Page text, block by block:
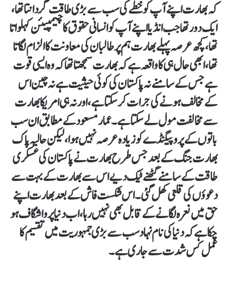
کہ بھارت اپنے آپ کو خطے کی سب سے بڑی طاقت گردانتا تھا،
ایک دور تھا جب انڈیا اپنے آپ کو انسانی حقوق کا چیمپیئن کہلواتا
تھا، کچھ عرصہ پہلے بھارت ہم پر طالبان کی معاونت کا الزام لگاتا
تھا، ابھی حال ہی کا واقعہ ہے کہ بھارت سمجھتا تھا کہ وہ ایسی قوت
ہے جس کے سامنے نہ پاکستان کی کوئی حیثیت ہے نہ چین اس
کے مخالف ہونے کی جرات کر سکتا ہے، اور نہ ہی امریکا بھارت
سے مخالفت مول لے سکتا ہے۔ عمار مسعود کے مطابق ان سب
باتوں کے پروپیگنڈے کو زیادہ عرصہ نہیں ہوا، لیکن حالیہ پاک
بھارت جنگ کے بعد جس طرح بھارت نے پاکستان کی عسکری
طاقت کے سامنے گھٹنے ٹیک دیے اس سے بھارت کے بہت سے
دعوؤں کی قلعی کھل گئی۔ اس شکست فاش کے بعد بھارت اپنے
حق میں نعرہ لگانے کے قابل بھی نہیں رہا، اب دنیا پر واشگاف ہو
چکا ہے کہ دنیا کی نام نہاد سب سے بڑی جمہوریت میں تقسیم کا
عمل کس شدت سے جاری ہے۔